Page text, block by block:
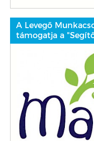
A Levegő
támogatja a